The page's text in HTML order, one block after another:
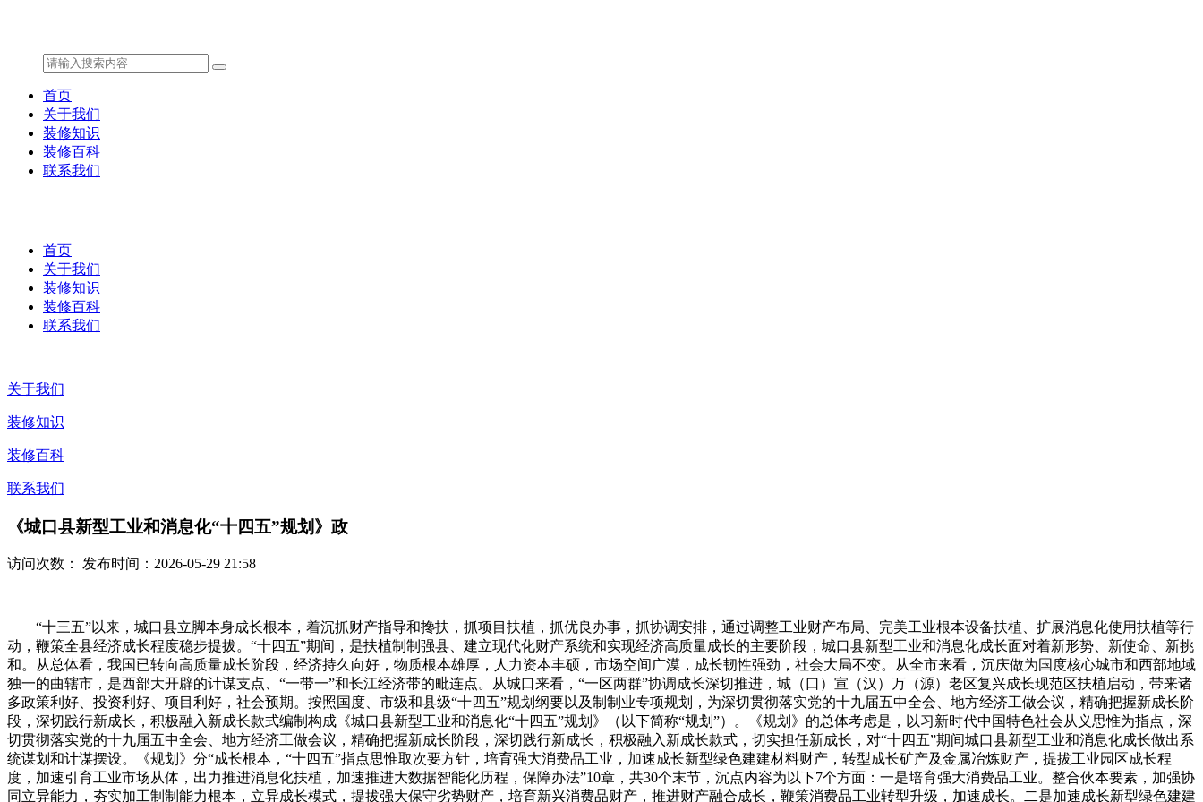
首页
关于我们
装修知识
装修百科
联系我们
首页
关于我们
装修知识
装修百科
联系我们
关于我们
装修知识
装修百科
联系我们
《城口县新型工业和消息化“十四五”规划》政
访问次数： 发布时间：2026-05-29 21:58
“十三五”以来，城口县立脚本身成长根本，着沉抓财产指导和搀扶，抓项目扶植，抓优良办事，抓协调安排，通过调整工业财产布局、完美工业根本设备扶植、扩展消息化使用扶植等行
动，鞭策全县经济成长程度稳步提拔。“十四五”期间，是扶植制制强县、建立现代化财产系统和实现经济高质量成长的主要阶段，城口县新型工业和消息化成长面对着新形势、新使命、新挑
和。从总体看，我国已转向高质量成长阶段，经济持久向好，物质根本雄厚，人力资本丰硕，市场空间广漠，成长韧性强劲，社会大局不变。从全市来看，沉庆做为国度核心城市和西部地域
独一的曲辖市，是西部大开辟的计谋支点、“一带一”和长江经济带的毗连点。从城口来看，“一区两群”协调成长深切推进，城（口）宣（汉）万（源）老区复兴成长现范区扶植启动，带来诸
多政策利好、投资利好、项目利好，社会预期。按照国度、市级和县级“十四五”规划纲要以及制制业专项规划，为深切贯彻落实党的十九届五中全会、地方经济工做会议，精确把握新成长阶
段，深切践行新成长，积极融入新成长款式编制构成《城口县新型工业和消息化“十四五”规划》（以下简称“规划”）。《规划》的总体考虑是，以习新时代中国特色社会从义思惟为指点，深
切贯彻落实党的十九届五中全会、地方经济工做会议，精确把握新成长阶段，深切践行新成长，积极融入新成长款式，切实担任新成长，对“十四五”期间城口县新型工业和消息化成长做出系
统谋划和计谋摆设。《规划》分“成长根本，“十四五”指点思惟取次要方针，培育强大消费品工业，加速成长新型绿色建建材料财产，转型成长矿产及金属冶炼财产，提拔工业园区成长程
度，加速引育工业市场从体，出力推进消息化扶植，加速推进大数据智能化历程，保障办法”10章，共30个末节，沉点内容为以下7个方面：一是培育强大消费品工业。整合伙本要素，加强协
同立异能力，夯实加工制制能力根本，立异成长模式，提拔强大保守劣势财产，培育新兴消费品财产，推进财产融合成长，鞭策消费品工业转型升级，加速成长。二是加速成长新型绿色建建